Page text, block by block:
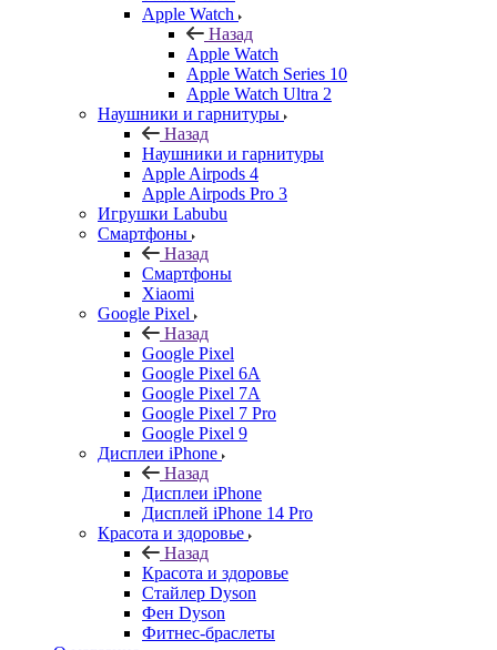
Apple Watch
Назад
Apple Watch
Apple Watch Series 10
Apple Watch Ultra 2
Наушники и гарнитуры
Назад
Наушники и гарнитуры
Apple Airpods 4
Apple Airpods Pro 3
Игрушки Labubu
Смартфоны
Назад
Смартфоны
Xiaomi
Google Pixel
Назад
Google Pixel
Google Pixel 6A
Google Pixel 7А
Google Pixel 7 Pro
Google Pixel 9
Дисплеи iPhone
Назад
Дисплеи iPhone
Дисплей iPhone 14 Pro
Красота и здоровье
Назад
Красота и здоровье
Стайлер Dyson
Фен Dyson
Фитнес-браслеты